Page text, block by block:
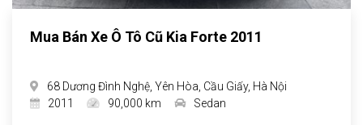
Mua Bán Xe Ô Tô Cũ Kia Forte 2011
68 Dương Đình Nghệ, Yên Hòa, Cầu Giấy, Hà Nội
2011
90,000 km Sedan